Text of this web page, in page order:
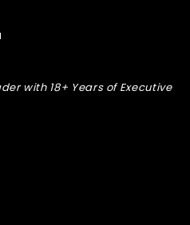
with 18+ Years of Executive